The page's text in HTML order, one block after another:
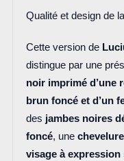
Qualité et design de
Cette version de
distingue par une
noir imprimé d’une
brun foncé et d’un
des jambes noires
foncé, une
visage à expression